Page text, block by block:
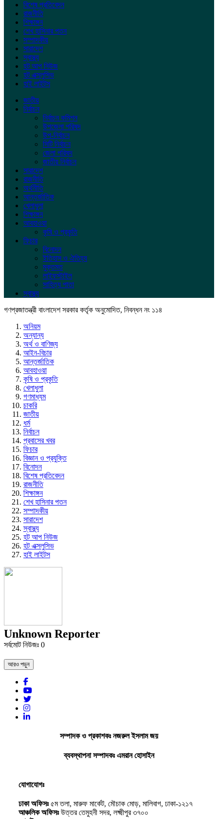
বিশেষ প্রতিবেদন
রাজনীতি
শিক্ষাঙ্গন
শেখ হাসিনার পতন
সম্পাদকীয়
সারাদেশ
স্বাস্থ্য
হট আপ নিউজ
হট এক্সলুসিভ
হাই লাইটস
জাতীয়
নির্বাচন
নির্বাচন কমিশন
উপজেলা পরিষদ
উপ-নির্বাচন
সিটি নির্বাচন
জেলা পরিষদ
জাতীয় নির্বাচন
সারাদেশ
রাজনীতি
অর্থনীতি
আন্তর্জাতিক
খেলাধুলা
শিক্ষাঙ্গন
আবহাওয়া
কৃষি ও প্রকৃতি
ফিচার
বিনোদন
ইতিহাস ও ঐতিহ্য
মুক্তমত
লাইফস্টাইল
সাহিত্য পাতা
স্বাস্থ্য
গণপ্রজাতন্ত্রী বাংলাদেশ সরকার কর্তৃক অনুমোদিত, নিবন্ধন নং ১১৪
অনিয়ম
অন্যান্য
অর্থ ও বাণিজ্য
আইন-বিচার
আন্তর্জাতিক
আবহাওয়া
কৃষি ও প্রকৃতি
খেলাধুলা
গণমাধ্যম
চাকরি
জাতীয়
ধর্ম
নির্বাচন
প্রবাসের খবর
ফিচার
বিজ্ঞান ও প্রযুক্তি
বিনোদন
বিশেষ প্রতিবেদন
রাজনীতি
শিক্ষাঙ্গন
শেখ হাসিনার পতন
সম্পাদকীয়
সারাদেশ
স্বাস্থ্য
হট আপ নিউজ
হট এক্সলুসিভ
হাই লাইটস
Unknown Reporter
সর্বমোট নিউজঃ 0
আরও পড়ুন
সম্পাদক ও প্রকাশকঃ নজরুল ইসলাম জয়
ব্যবস্থাপনা সম্পাদকঃ এমরান হোসাইন
যোগাযোগঃ
ঢাকা অফিসঃ৫ম তলা, মারুফ মার্কেট, মৌচাক মোড়, মালিবাগ, ঢাকা-১২১৭
আঞ্চলিক অফিসঃউত্তর তেমুহনী সদর, লক্ষ্মীপুর ৩৭০০